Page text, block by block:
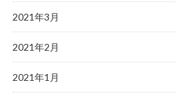
2021年3月
2021年2月
2021年1月